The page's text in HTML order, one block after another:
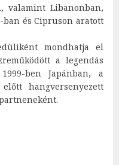
valamint Libanonban,
ban és Cipruson aratott
mondhatja el
a legendás
ben Japánban, a
hangversenyezett